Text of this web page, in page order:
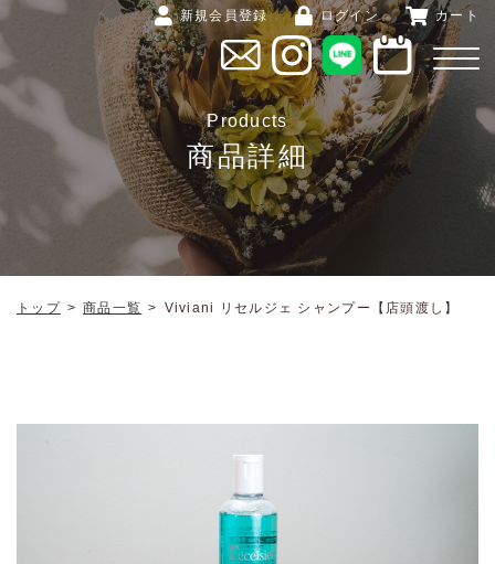
新規会員登録 ログイン カート
Products
商品詳細
トップ > 商品一覧 > Viviani リセルジェ シャンプー【店頭渡し】